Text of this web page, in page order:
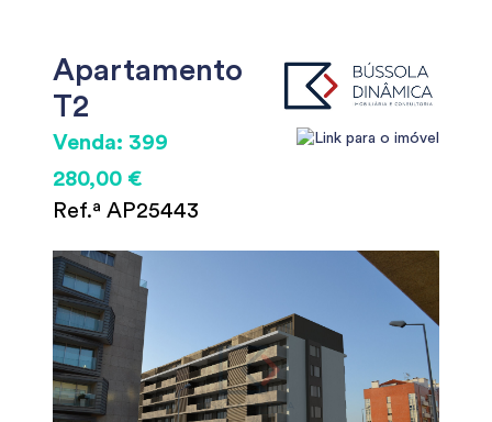
Apartamento
T2
Venda: 399
280,00 €
Ref.ª AP25443